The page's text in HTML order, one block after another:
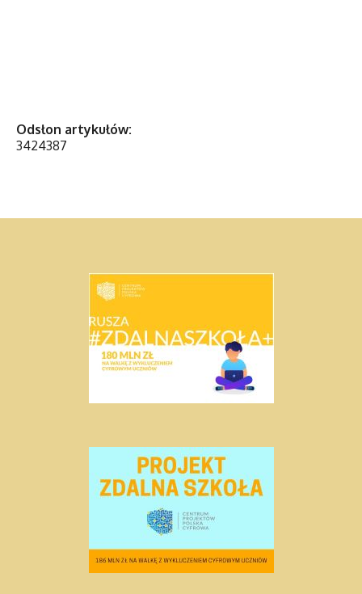
Odsłon artykułów:
3424387